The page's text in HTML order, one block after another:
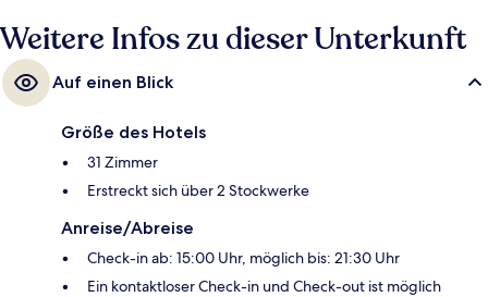
Weitere Infos zu dieser Unterkunft
Auf einen Blick
Größe des Hotels
31 Zimmer
Erstreckt sich über 2 Stockwerke
Anreise/Abreise
Check-in ab: 15:00 Uhr, möglich bis: 21:30 Uhr
Ein kontaktloser Check-in und Check-out ist möglich